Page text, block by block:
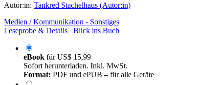
Autor:in: Tankred Stachelhaus (Autor:in)
Medien / Kommunikation - Sonstiges
Leseprobe & Details
Blick ins Buch
eBook fürUS$ 15,99
Sofort herunterladen. Inkl. MwSt.
Format: PDF und ePUB – für alle Geräte